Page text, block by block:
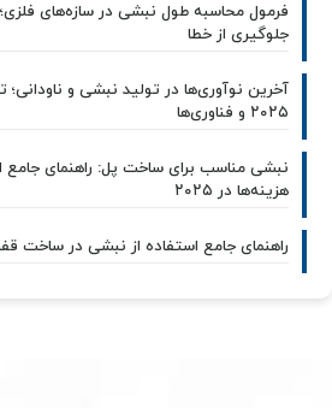
فرمول محاسبه طول نبشی در سازه‌های
جلوگیری از خطا
آخرین نوآوری‌ها در تولید نبشی و ناودانی؛
۲۰۲۵ و فناوری‌ها
نبشی مناسب برای ساخت پل: راهنمای جامع
هزینه‌ها در ۲۰۲۵
راهنمای جامع استفاده از نبشی در ساخت